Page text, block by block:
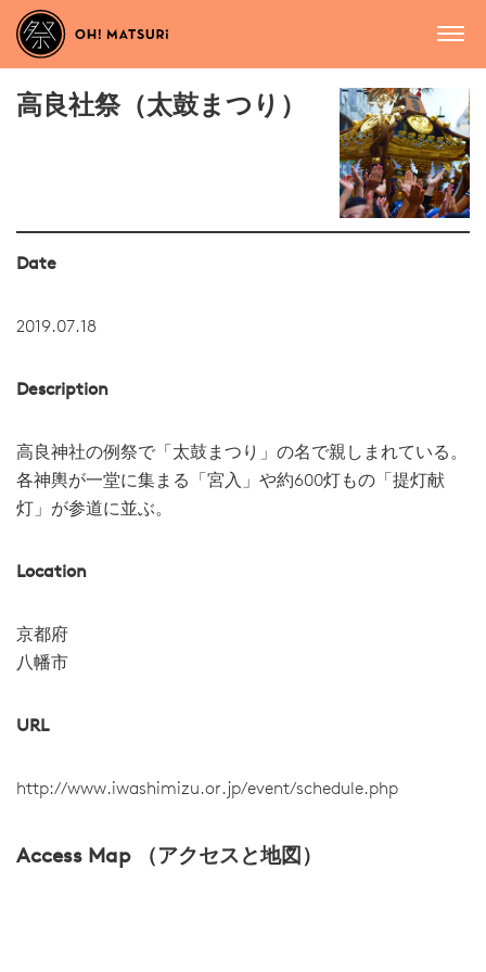
高良社祭（太鼓まつり）
Date
2019.07.18
Description
高良神社の例祭で「太鼓まつり」の名で親しまれている。
各神輿が一堂に集まる「宮入」や約600灯もの「提灯献
灯」が参道に並ぶ。
Location
京都府
八幡市
URL
http://www.iwashimizu.or.jp/event/schedule.php
Access Map （アクセスと地図）